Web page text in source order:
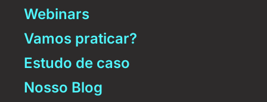
Webinars
Vamos praticar?
Estudo de caso
Nosso Blog